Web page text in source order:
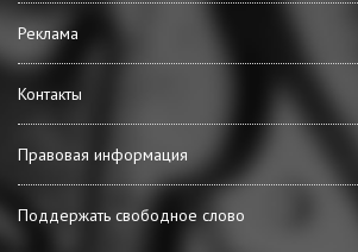
Реклама
Контакты
Правовая информация
Поддержать свободное слово